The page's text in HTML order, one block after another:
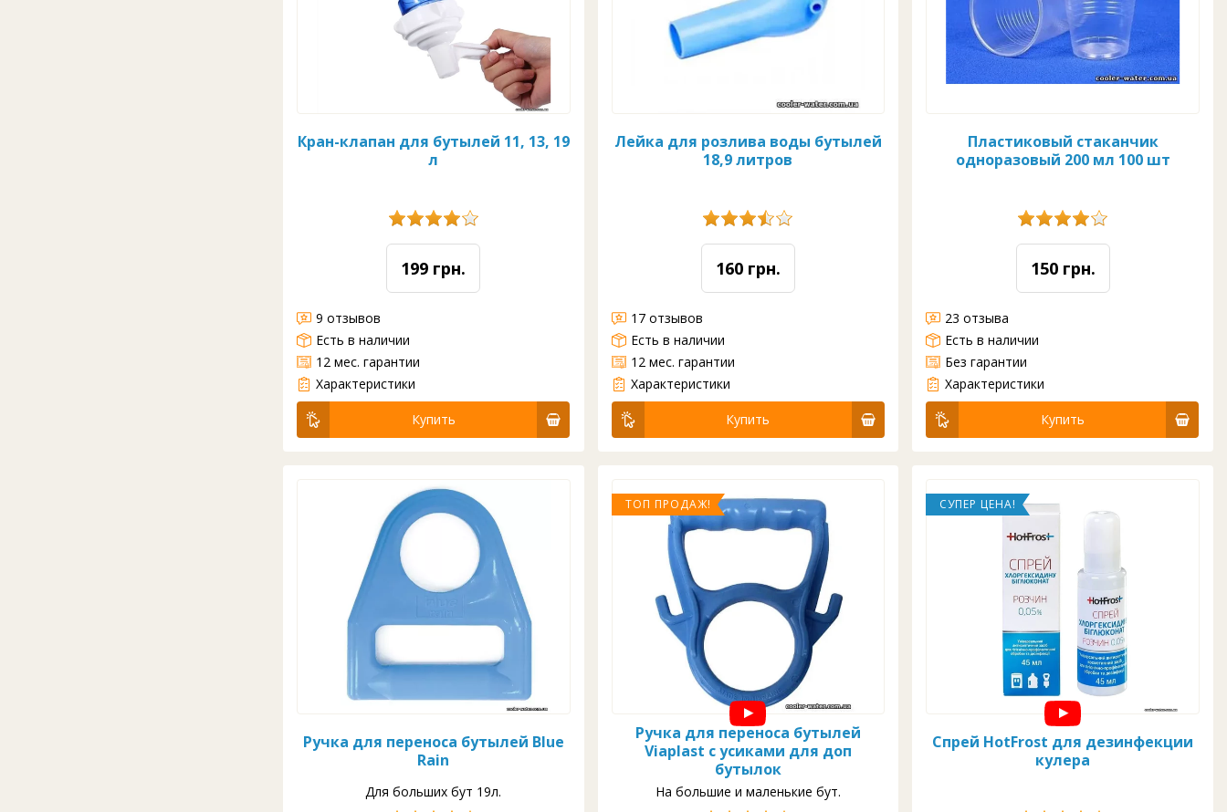
Кран-клапан для бутылей 11, 13, 19
л
199 грн.
9 отзывов
Есть в наличии
12 мес. гарантии
Кран-клапан необходим, если вам нужен точный налив воды и если у вас есть пространство для размещения бутыли под наклоном.
Характеристики
Купить
Лейка для розлива воды бутылей
18,9 литров
160 грн.
17 отзывов
Есть в наличии
12 мес. гарантии
Пластиковый носик для бутля 18,9 л. Устанавливается на стандартный бутыль с питьевой водой для удобства разлива воды. С таким носиом разливать воду с большого бутля будет гораздо удобнее. Материал - пищевой пластик.
Характеристики
Купить
Пластиковый стаканчик
одноразовый 200 мл 100 шт
150 грн.
23 отзыва
Есть в наличии
Без гарантии
Пластиковый стаканчик одноразовый выдерживает температуру нагрева более 95 градусов, поэтому отлично подойдет для любых горячих напитков. Емкость: 200 мл. горизонтальное ребро Ширина: 85 мм Высота: 65 мм горло (1 ящик) - 3000 шт. Упаковка по 100шт. ста...
Характеристики
Купить
Ручка для переноса бутылей Blue
Rain
Для больших бут 19л.
ТОП ПРОДАЖ!
Ручка для переноса бутылей
Viaplast с усиками для доп
бутылок
На большие и маленькие бут.
СУПЕР ЦЕНА!
Спрей HotFrost для дезинфекции
кулера